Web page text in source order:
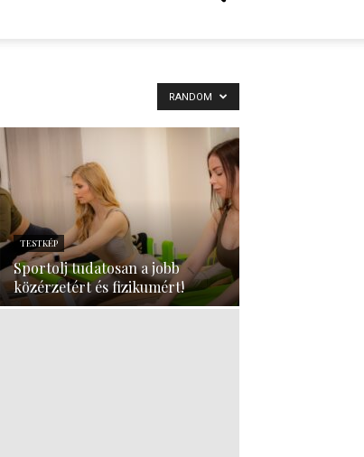
RANDOM
TESTKÉP
Sportolj tudatosan a jobb
közérzetért és fizikumért!